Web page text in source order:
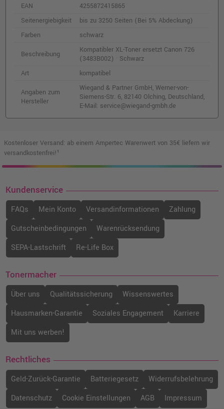
EAN
4255872415865
Seitenergiebigkeit
bis zu 3250 Seiten (Bei 5% Abdeckung)
Farben
schwarz
Beschreibung
Kompatibler XL-Toner ersetzt Canon 726
(3483B002) · Schwarz
Art
kompatibel
Angaben zum
Hersteller
Wiegand & Partner GmbH, Werner-von-
Siemens-Str. 6, 82140 Olching, Deutschland,
E-Mail: service@wiegand-gmbh.de
Kostenloser Versand: ab einem Ampertec Warenwert von 35€ liefern wir
versandkostenfrei!¹
Kundenservice
FAQs Mein Konto Versandinformationen
Zahlung
Gutscheinbedingungen
Warenrücksendung
SEPA-Lastschrift
Re-Life Box
Tonermacher
Über uns Qualitätssicherung
Wissenswertes
Hausmarken-Garantie
Soziales Engagement
Karriere
Mit uns werben!
Rechtliches
Geld-Zurück-Garantie Batteriegesetz
Widerrufsbelehrung
Datenschutz
Cookie Einstellungen AGB Impressum